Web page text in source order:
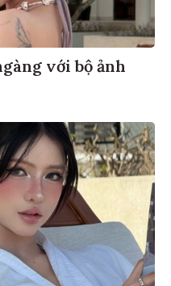
với bộ ảnh